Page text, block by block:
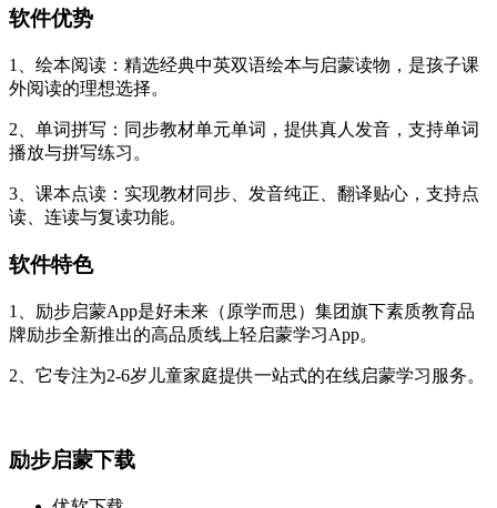
软件优势
1、绘本阅读：精选经典中英双语绘本与启蒙读物，是孩子课
外阅读的理想选择。
2、单词拼写：同步教材单元单词，提供真人发音，支持单词
播放与拼写练习。
3、课本点读：实现教材同步、发音纯正、翻译贴心，支持点
读、连读与复读功能。
软件特色
1、励步启蒙App是好未来（原学而思）集团旗下素质教育品
牌励步全新推出的高品质线上轻启蒙学习App。
2、它专注为2-6岁儿童家庭提供一站式的在线启蒙学习服务。
励步启蒙下载